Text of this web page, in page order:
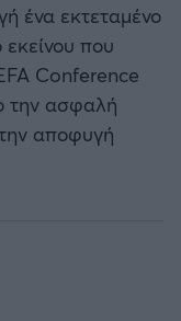
ένα εκτεταμένο
εκείνου που
Conference
την ασφαλή
αποφυγή